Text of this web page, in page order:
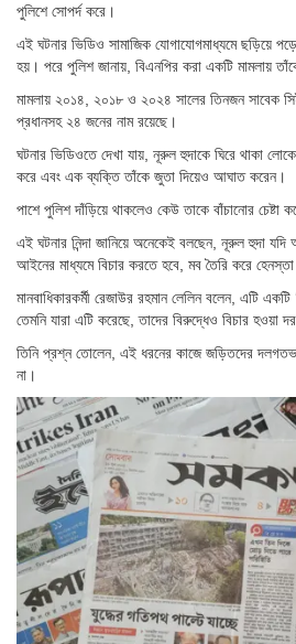
পুলিশে সোপর্দ করে।
এই ঘটনার ভিডিও সামাজিক যোগাযোগমাধ্যমে ছড়িয়ে
হয়। পরে পুলিশ জানায়, বিএনপির করা একটি মামলায়
মামলায় ২০১৪, ২০১৮ ও ২০২৪ সালের তিনজন সাবেক
প্রধানসহ ২৪ জনের নাম রয়েছে।
ঘটনার ভিডিওতে দেখা যায়, নূরুল হুদাকে ঘিরে থাকা
করে এবং এক ব্যক্তি তাঁকে জুতা দিয়েও আঘাত করেন।
পাশে পুলিশ দাঁড়িয়ে থাকলেও কেউ তাকে বাঁচানোর চেষ্টা
এই ঘটনার নিন্দা জানিয়ে অনেকেই বলছেন, নূরুল হুদা
আইনের মাধ্যমে বিচার করতে হবে, মব তৈরি করে
মানবাধিকারকর্মী রেজাউর রহমান লেলিন বলেন, এটি
তেমনি যারা এটি করেছে, তাদের বিরুদ্ধেও বিচার হওয়া
তিনি প্রশ্ন তোলেন, এই ধরনের কাজে জড়িতদের
না।